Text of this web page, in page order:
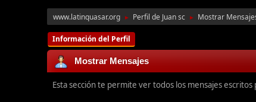
www.latinquasar.org ► Perfil de Juan sc ► Mostrar
Información del Perfil
Mostrar Mensajes
Esta sección te permite ver todos los mensajes